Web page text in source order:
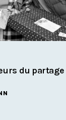
du partage